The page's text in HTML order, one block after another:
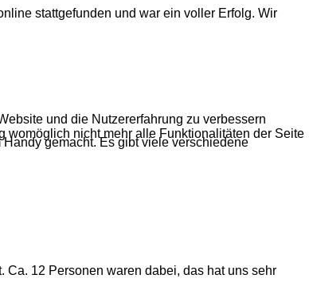
und die Nutzererfahrung zu verbessern
womöglich nicht mehr alle Funktionalitäten der Seite
stattgefunden und war ein voller Erfolg. Wir
gemacht. Es gibt viele verschiedene
Ca. 12 Personen waren dabei, das hat uns sehr